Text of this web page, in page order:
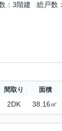
3階建 総戸数
間取り 面積
2DK 38.16㎡